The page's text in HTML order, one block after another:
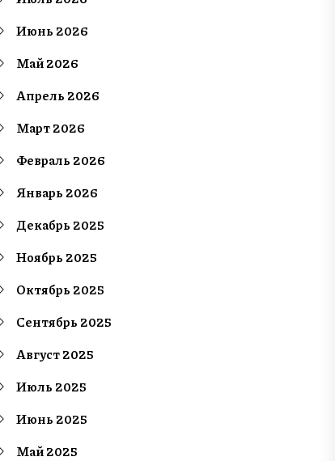
Июнь 2026
Май 2026
Апрель 2026
Март 2026
Февраль 2026
Январь 2026
Декабрь 2025
Ноябрь 2025
Октябрь 2025
Сентябрь 2025
Август 2025
Июль 2025
Июнь 2025
Май 2025